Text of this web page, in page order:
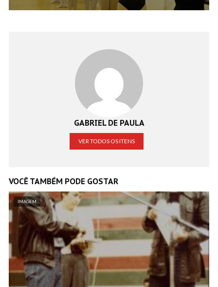
GABRIEL DE PAULA
VER TODOS OS ITENS
VOCÊ TAMBÉM PODE GOSTAR
IMAGEM